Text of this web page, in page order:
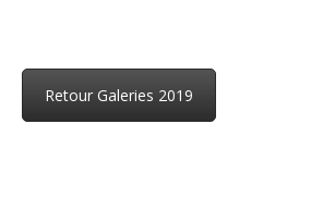
Retour Galeries 2019